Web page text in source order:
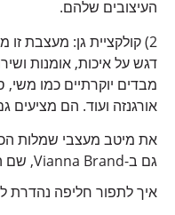
העיצובים שלהם.
2) קולקציית גן: מעצבת זו
דגש על איכות, אומנות
מבדים יוקרתיים כמו משי,
אורגנזה ועוד. הם מציעים גם
את מיטב מעצבי שמלות הכלה
גם ב-Vianna Brand, שם הם משרתים כלות מאז 2005.
איך לתפור חליפה נהדרת